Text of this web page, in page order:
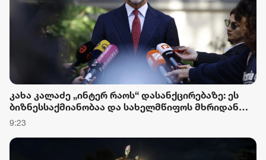
კახა კალაძე „ინტერ რაოს“ დასანქცირებაზე: ეს
ბიზნესსაქმიანობაა და სახელმწიფოს მხრიდან
მასში უხეშად ჩარევა, ეწინააღმდეგება იმ
9:23